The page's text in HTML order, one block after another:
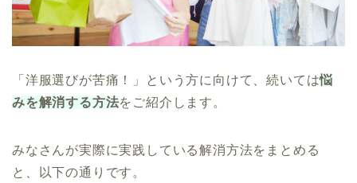
「洋服選びが苦痛！」という方に向けて、続いては悩
みを解消する方法をご紹介します。
みなさんが実際に実践している解消方法をまとめる
と、以下の通りです。